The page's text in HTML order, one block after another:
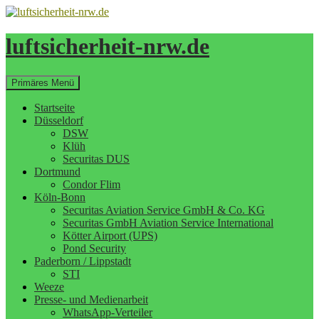
Zum
springen
luftsicherheit-nrw.de
Suchen
Primäres Menü
Startseite
Düsseldorf
DSW
Klüh
Securitas DUS
Dortmund
Condor Flim
Köln-Bonn
Securitas Aviation Service GmbH & Co. KG
Securitas GmbH Aviation Service International
Kötter Airport (UPS)
Pond Security
Paderborn / Lippstadt
STI
Weeze
Presse- und Medienarbeit
WhatsApp-Verteiler